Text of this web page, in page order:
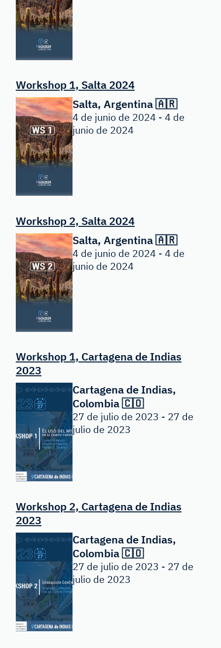
Workshop 1, Salta 2024
Salta, Argentina 🇦🇷
4 de junio de 2024 - 4 de
junio de 2024
Workshop 2, Salta 2024
Salta, Argentina 🇦🇷
4 de junio de 2024 - 4 de
junio de 2024
Workshop 1, Cartagena de Indias
2023
Cartagena de Indias,
Colombia 🇨🇴
27 de julio de 2023 - 27 de
julio de 2023
Workshop 2, Cartagena de Indias
2023
Cartagena de Indias,
Colombia 🇨🇴
27 de julio de 2023 - 27 de
julio de 2023